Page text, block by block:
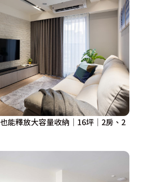
能釋放大容量收納｜16坪｜2房、2